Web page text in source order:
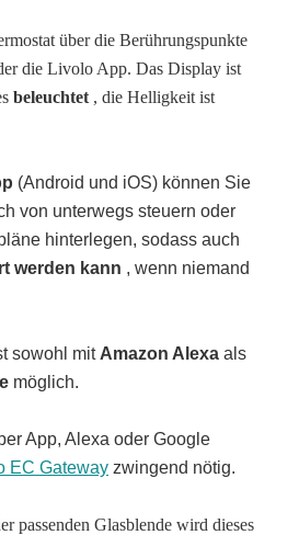
über die Berührungspunkte
die Livolo App. Das Display ist
beleuchtet , die Helligkeit ist
(Android und iOS) können Sie
von unterwegs steuern oder
hinterlegen, sodass auch
werden kann , wenn niemand
sowohl mit Amazon Alexa als
möglich.
App, Alexa oder Google
EC Gateway zwingend nötig.
passenden Glasblende wird dieses